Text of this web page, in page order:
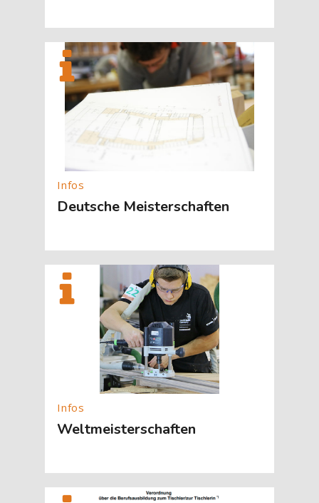
[Cocoon] About (Text with Image) überspringen
Deutsche Meisterschaften
[Cocoon] About (Text with Image) überspringen
Weltmeisterschaften
[Cocoon] About (Text with Image) überspringen